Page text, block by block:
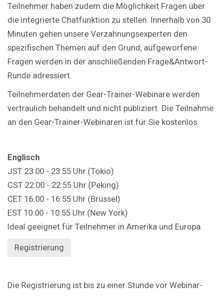
Teilnehmer haben zudem die Möglichkeit Fragen über
die integrierte Chatfunktion zu stellen. Innerhalb von 30
Minuten gehen unsere Verzahnungsexperten den
spezifischen Themen auf den Grund, aufgeworfene
Fragen werden in der anschließenden Frage&Antwort-
Runde adressiert.
Teilnehmerdaten der Gear-Trainer-Webinare werden
vertraulich behandelt und nicht publiziert. Die Teilnahme
an den Gear-Trainer-Webinaren ist für Sie kostenlos.
Englisch
JST 23:00 - 23:55 Uhr (Tokio)
CST 22:00 - 22:55 Uhr (Peking)
CET 16:00 - 16:55 Uhr (Brüssel)
EST 10:00 - 10:55 Uhr (New York)
Ideal geeignet für Teilnehmer in Amerika und Europa.
Registrierung
Die Registrierung ist bis zu einer Stunde vor Webinar-